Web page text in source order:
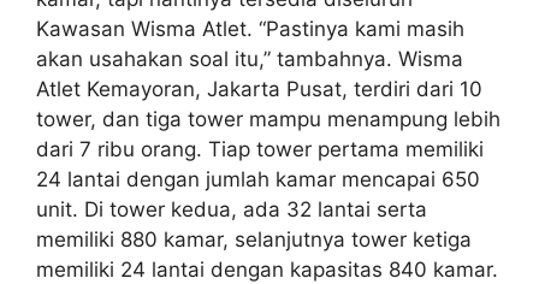
Kawasan Wisma Atlet. “Pastinya kami masih
akan usahakan soal itu,” tambahnya. Wisma
Atlet Kemayoran, Jakarta Pusat, terdiri dari 10
tower, dan tiga tower mampu menampung lebih
dari 7 ribu orang. Tiap tower pertama memiliki
24 lantai dengan jumlah kamar mencapai 650
unit. Di tower kedua, ada 32 lantai serta
memiliki 880 kamar, selanjutnya tower ketiga
memiliki 24 lantai dengan kapasitas 840 kamar.